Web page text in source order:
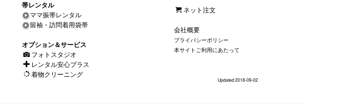
帯レンタル
ママ振帯レンタル
留袖・訪問着用袋帯
オプション＆サービス
フォトスタジオ
レンタル安心プラス
着物クリーニング
ネット注文
会社概要
プライバシーポリシー
本サイトご利用にあたって
Updated 2018-09-02